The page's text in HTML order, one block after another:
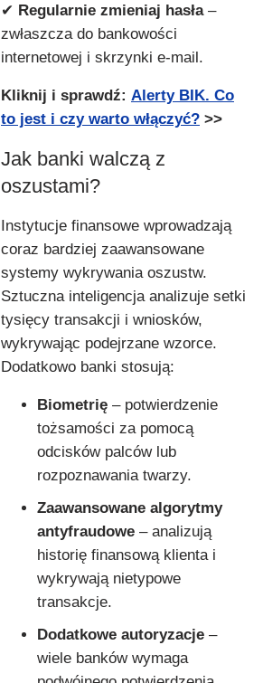
✔ Regularnie zmieniaj hasła–
zwłaszcza do bankowości
internetowej i skrzynki e-mail.
Kliknij i sprawdź: Alerty BIK. Co
to jest i czy warto włączyć? >>
Jak banki walczą z
oszustami?
Instytucje finansowe wprowadzają
coraz bardziej zaawansowane
systemy wykrywania oszustw.
Sztuczna inteligencja analizuje setki
tysięcy transakcji i wniosków,
wykrywając podejrzane wzorce.
Dodatkowo banki stosują:
Biometrię – potwierdzenie
tożsamości za pomocą
odcisków palców lub
rozpoznawania twarzy.
Zaawansowane algorytmy
antyfraudowe – analizują
historię finansową klienta i
wykrywają nietypowe
transakcje.
Dodatkowe autoryzacje –
wiele banków wymaga